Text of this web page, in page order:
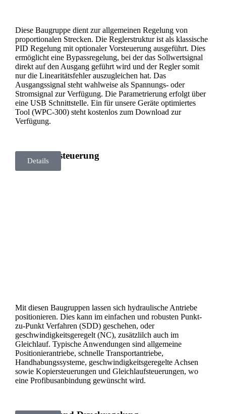
Diese Baugruppe dient zur allgemeinen Regelung von
proportionalen Strecken. Die Reglerstruktur ist als klassische
PID Regelung mit optionaler Vorsteuerung ausgeführt. Dies
ermöglicht eine Bypassregelung, bei der das Sollwertsignal
direkt auf den Ausgang geführt wird und der Regler somit
nur die Linearitätsfehler auszugleichen hat. Das
Ausgangssignal steht wahlweise als Spannungs- oder
Stromsignal zur Verfügung. Die Parametrierung erfolgt über
eine USB Schnittstelle. Ein für unsere Geräte optimiertes
Tool (WPC-300) steht kostenlos zum Download zur
Verfügung.
Positioniersteuerung
Mit diesen Baugruppen lassen sich hydraulische Antriebe
positionieren. Dies kann im einfachen und robusten Punkt-
zu-Punkt Verfahren (SDD) geschehen, oder
geschwindigkeitsgeregelt (NC), zusätzlilch auch im
Gleichlauf. Typische Anwendungen sind allgemeine
Positionierantriebe, schnelle Transportantriebe,
Handhabungssysteme, geschwindigkeitsgeregelte Achsen
sowie Kopiersteuerungen und Gleichlaufsteuerungen, wo
eine Profibusanbindung gewünscht wird.
Details